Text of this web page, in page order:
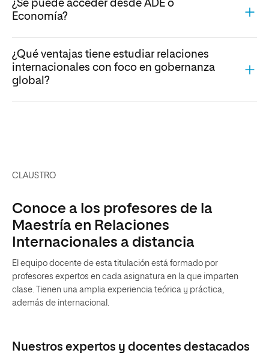
¿Se puede acceder desde ADE o
Economía?
¿Qué ventajas tiene estudiar relaciones
internacionales con foco en gobernanza
global?
CLAUSTRO
Conoce a los profesores de la
Maestría en Relaciones
Internacionales a distancia
El equipo docente de esta titulación está formado por
profesores expertos en cada asignatura en la que imparten
clase. Tienen una amplia experiencia teórica y práctica,
además de internacional.
Nuestros expertos y docentes destacados